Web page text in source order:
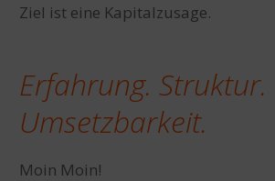
Ziel ist eine Kapitalzusage.
Erfahrung. Struktur.
Umsetzbarkeit.
Moin Moin!